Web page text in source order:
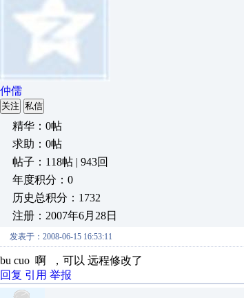
仲儒
关注 私信
精华：0帖
求助：0帖
帖子：118帖 | 943回
年度积分：0
历史总积分：1732
注册：2007年6月28日
发表于：2008-06-15 16:53:11
bu cuo 啊 ，可以 远程修改了
回复 引用 举报